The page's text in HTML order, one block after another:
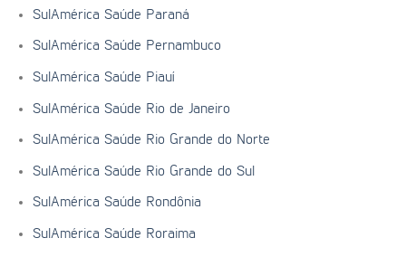
SulAmérica Saúde Paraná
SulAmérica Saúde Pernambuco
SulAmérica Saúde Piauí
SulAmérica Saúde Rio de Janeiro
SulAmérica Saúde Rio Grande do Norte
SulAmérica Saúde Rio Grande do Sul
SulAmérica Saúde Rondônia
SulAmérica Saúde Roraima